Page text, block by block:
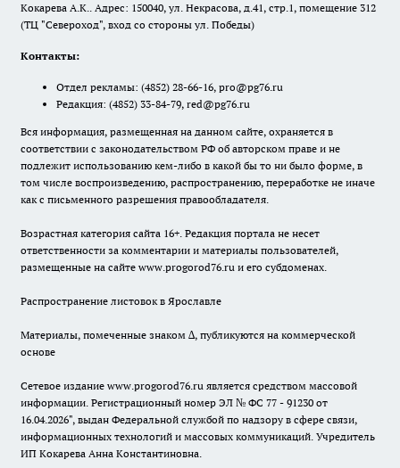
Кокарева А.К.. Адрес: 150040, ул. Некрасова, д.41, стр.1, помещение 312
(ТЦ "Североход", вход со стороны ул. Победы)
Контакты:
Отдел рекламы: (4852) 28-66-16, pro@pg76.ru
Редакция: (4852) 33-84-79, red@pg76.ru
Вся информация, размещенная на данном сайте, охраняется в
соответствии с законодательством РФ об авторском праве и не
подлежит использованию кем-либо в какой бы то ни было форме, в
том числе воспроизведению, распространению, переработке не иначе
как с письменного разрешения правообладателя.
Возрастная категория сайта 16+. Редакция портала не несет
ответственности за комментарии и материалы пользователей,
размещенные на сайте www.progorod76.ru и его субдоменах.
Распространение листовок в Ярославле
Материалы, помеченные знаком ∆, публикуются на коммерческой
основе
Сетевое издание www.progorod76.ru является средством массовой
информации. Регистрационный номер ЭЛ № ФС 77 - 91230 от
16.04.2026", выдан Федеральной службой по надзору в сфере связи,
информационных технологий и массовых коммуникаций. Учредитель
ИП Кокарева Анна Константиновна.